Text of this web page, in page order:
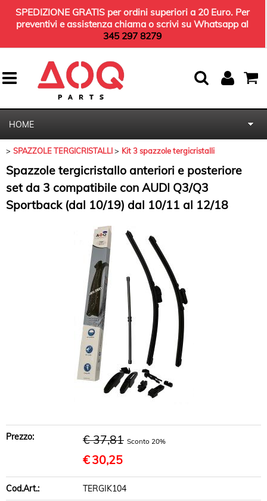
SPEDIZIONE GRATIS per ordini superiori a 20 Euro. Per
preventivi e assistenza chiama o scrivi su Whatsapp al
345 297 8279
HOME
KIT TERGICRISTALLI
KIT TAGLIANDO
OLIO MOTORE
KIT AMMORTIZZATORI
BRACCI SOSPENSIONE
SPAZZOLE TERGICRISTALLI Kit 3 spazzole tergicristalli
Spazzole tergicristallo anteriori e posteriore
set da 3 compatibile con AUDI Q3/Q3
Sportback (dal 10/19) dal 10/11 al 12/18
Prezzo: € 37,81 Sconto 20%
€30,25
Cod.Art.: TERGIK104